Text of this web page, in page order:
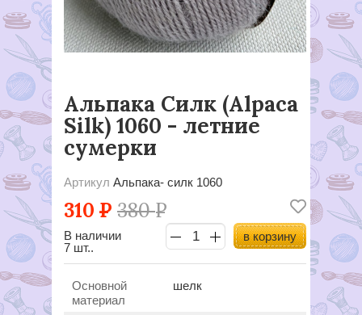
Альпака Силк (Alpaca
Silk) 1060 - летние
сумерки
Артикул Альпака- силк 1060
310 Р 380Р
В наличии
7 шт..
в корзину
Основной
материал
шелк